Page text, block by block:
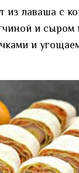
из лаваша с
и сыром
и